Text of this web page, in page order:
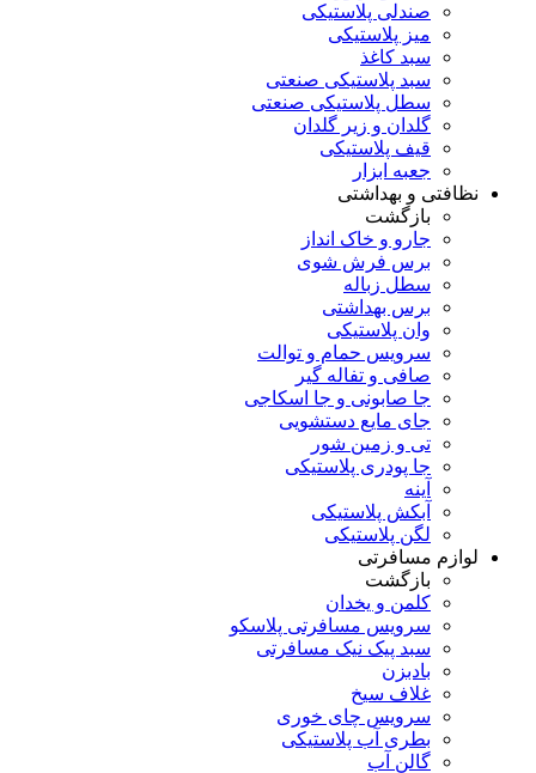
صندلی پلاستیکی
میز پلاستیکی
سبد کاغذ
سبد پلاستیکی صنعتی
سطل پلاستیکی صنعتی
گلدان و زیر گلدان
قیف پلاستیکی
جعبه ابزار
نظافتی و بهداشتی
بازگشت
جارو و خاک انداز
برس فرش شوی
سطل زباله
برس بهداشتی
وان پلاستیکی
سرویس حمام و توالت
صافی و تفاله گیر
جا صابونی و جا اسکاجی
جای مایع دستشویی
تی و زمین شور
جا پودری پلاستیکی
آینه
آبکش پلاستیکی
لگن پلاستیکی
لوازم مسافرتی
بازگشت
کلمن و یخدان
سرویس مسافرتی پلاسکو
سبد پیک نیک مسافرتی
بادبزن
غلاف سیخ
سرویس چای خوری
بطری آب پلاستیکی
گالن آب